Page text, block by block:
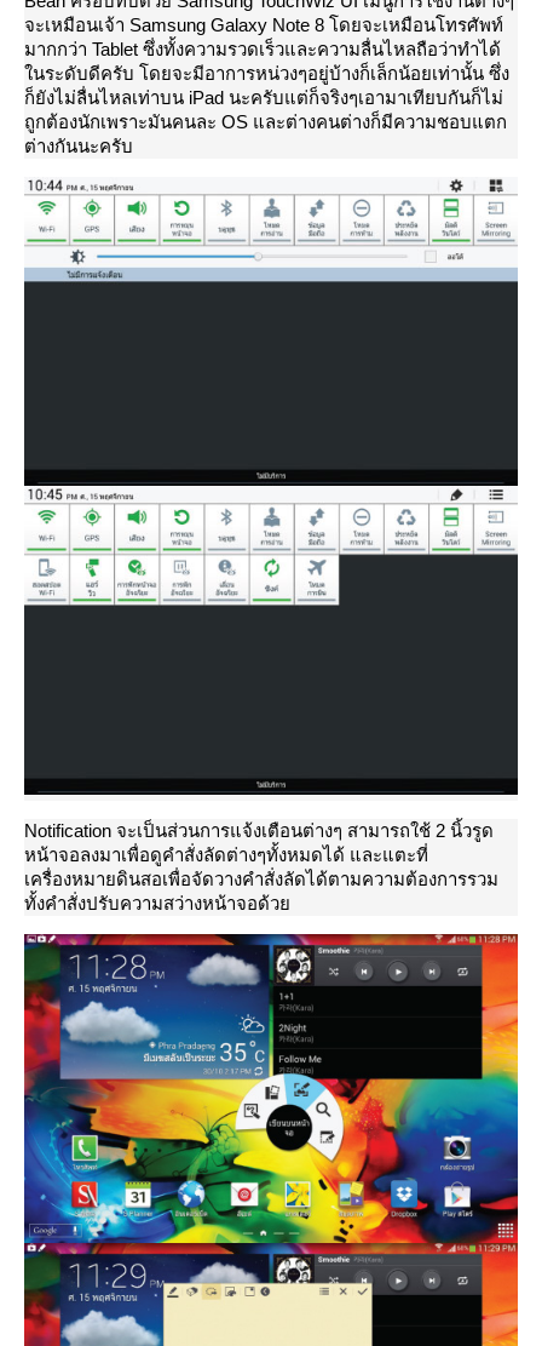
จะเหมือนเจ้า Samsung Galaxy Note 8 โดยจะเหมือนโทรศัพท์
มากกว่า Tablet ซึ่งทั้งความรวดเร็วและความลื่นไหลถือว่าทำได้
นระดับดีครับ โดยจะมีอาการหน่วงๆอยู่บ้างก็เล็กน้อยเท่านั้น ซึ่ง
ก็ยังไม่ลื่นไหลเท่าบน iPad นะครับแต่ก็จริงๆเอามาเทียบกันก็ไม่
ถูกต้องนักเพราะมันคนละ OS และต่างคนต่างก็มีความชอบแตก
ต่างกันนะครับ
Notification จะเป็นส่วนการแจ้งเตือนต่างๆ สามารถใช้ 2 นิ้วรูด
หน้าจอลงมาเพื่อดูคำสั่งลัดต่างๆทั้งหมดได้ และแตะที่
เครื่องหมายดินสอเพื่อจัดวางคำสั่งลัดได้ตามความต้องการรวม
ทั้งคำสั่งปรับความสว่างหน้าจอด้ว